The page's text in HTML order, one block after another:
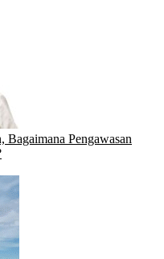
Bagaimana Pengawasan